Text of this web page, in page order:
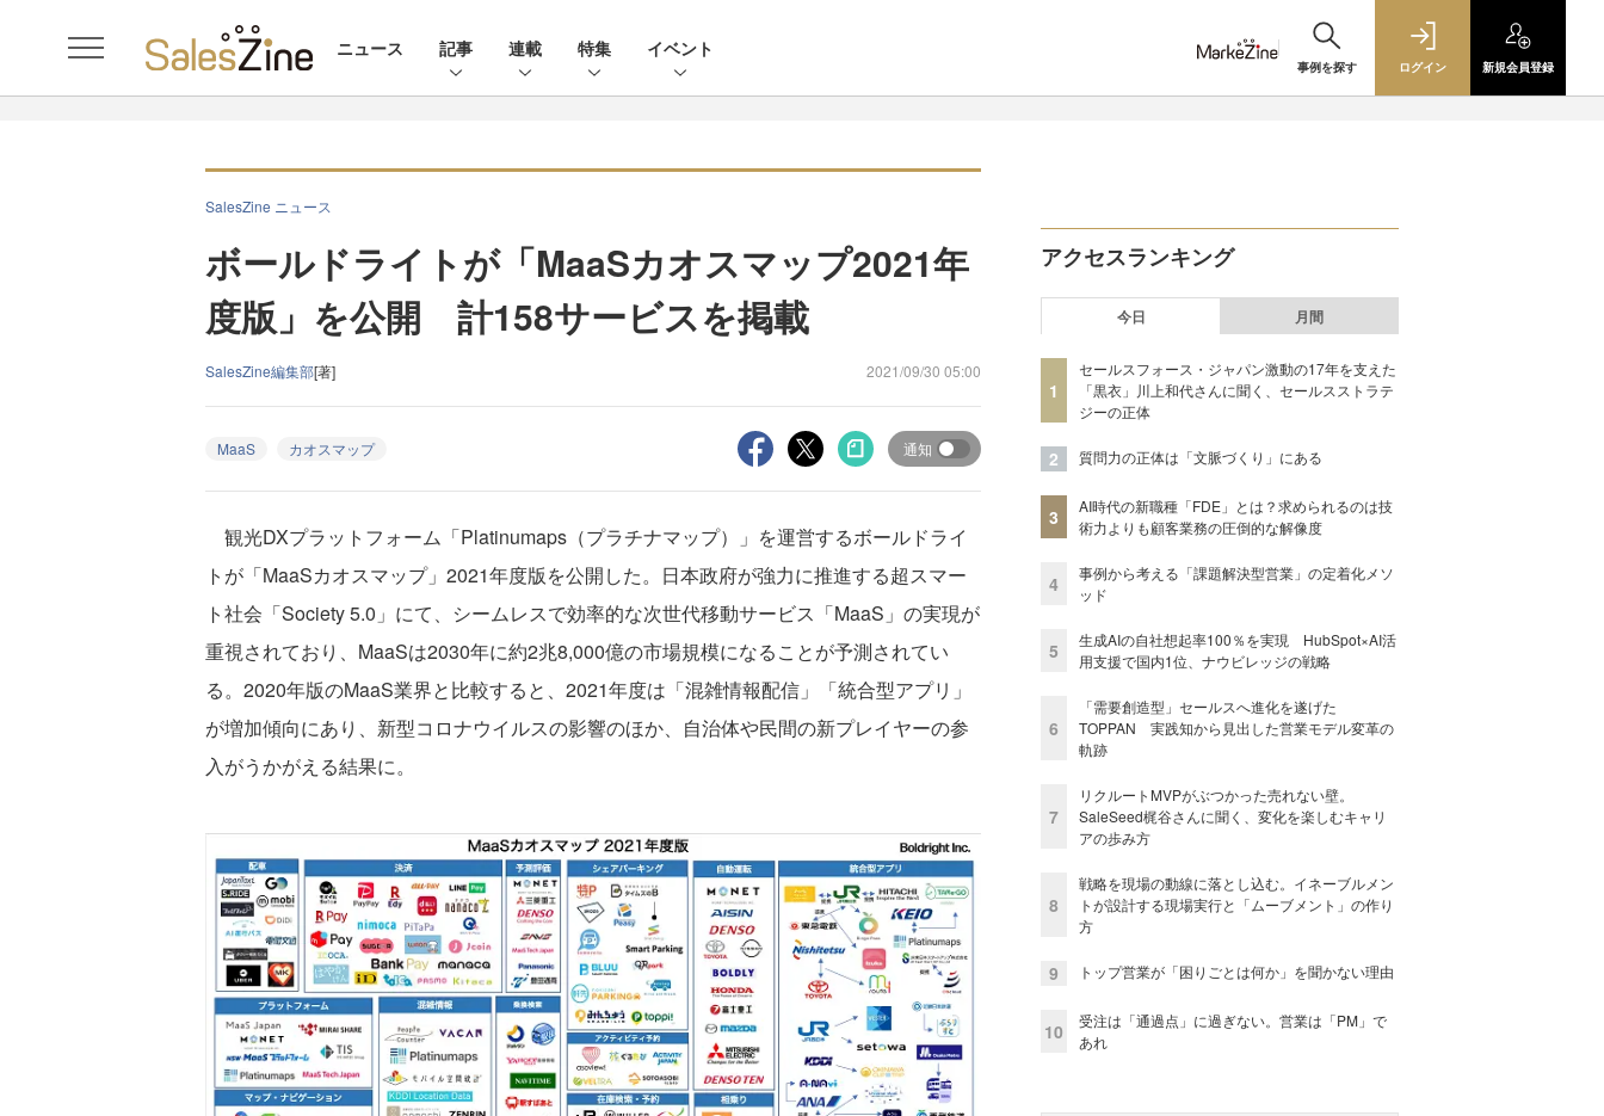
ニュース 記事 連載 特集 イベント
事例を探す ログイン 新規会員登録
SalesZine ニュース
ボールドライトが「MaaSカオスマップ2021年
度版」を公開 計158サービスを掲載
SalesZine編集部[著] 2021/09/30 05:00
MaaS カオスマップ 通知
観光DXプラットフォーム「Platinumaps（プラチナマップ）」を運営するボールドライ
トが「MaaSカオスマップ」2021年度版を公開した。日本政府が強力に推進する超スマー
ト社会「Society 5.0」にて、シームレスで効率的な次世代移動サービス「MaaS」の実現が
重視されており、MaaSは2030年に約2兆8,000億の市場規模になることが予測されてい
る。2020年版のMaaS業界と比較すると、2021年度は「混雑情報配信」「統合型アプリ」
が増加傾向にあり、新型コロナウイルスの影響のほか、自治体や民間の新プレイヤーの参
入がうかがえる結果に。
アクセスランキング
今日 月間
1
セールスフォース・ジャパン激動の17年を支えた
「黒衣」川上和代さんに聞く、セールスストラテ
ジーの正体
2 質問力の正体は「文脈づくり」にある
3
AI時代の新職種「FDE」とは？求められるのは技
術力よりも顧客業務の圧倒的な解像度
4
事例から考える「課題解決型営業」の定着化メソ
ッド
5
生成AIの自社想起率100％を実現 HubSpot×AI活
用支援で国内1位、ナウビレッジの戦略
6
「需要創造型」セールスへ進化を遂げた
TOPPAN 実践知から見出した営業モデル変革の
軌跡
7
リクルートMVPがぶつかった売れない壁。
SaleSeed梶谷さんに聞く、変化を楽しむキャリ
アの歩み方
8
戦略を現場の動線に落とし込む。イネーブルメン
トが設計する現場実行と「ムーブメント」の作り
方
9 トップ営業が「困りごとは何か」を聞かない理由
10
受注は「通過点」に過ぎない。営業は「PM」で
あれ